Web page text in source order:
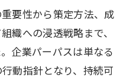
要性から策定方法、成
織への浸透戦略まで、
企業パーパスは単なる
動指針となり、持続可